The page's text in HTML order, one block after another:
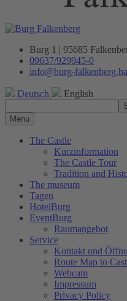
Burg 1 | 95685
09637/929945-0
info@burg-
Deutsch English
Menu
The Castle
Kurzinformation
The Castle Tour
Tradition and
The museum
Tagen
HotelBurg
EventBurg
Raumangebot
Service
Kontakt und
Route Map to
Webcam
Impressum
Privacy Policy